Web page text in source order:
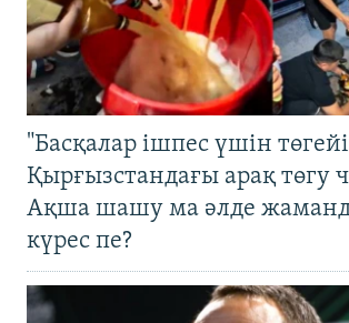
"Басқалар ішпес үшін
Қырғызстандағы арақ төгу
Ақша шашу ма әлде
күрес пе?